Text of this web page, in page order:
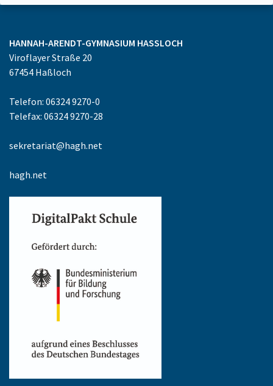
HANNAH-ARENDT-GYMNASIUM HASSLOCH
Viroflayer Straße 20
67454 Haßloch
Telefon: 06324 9270-0
Telefax: 06324 9270-28
sekretariat@hagh.net
hagh.net